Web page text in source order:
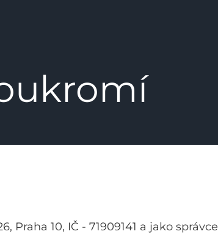
Praha 10, IČ - 71909141 a jako správce